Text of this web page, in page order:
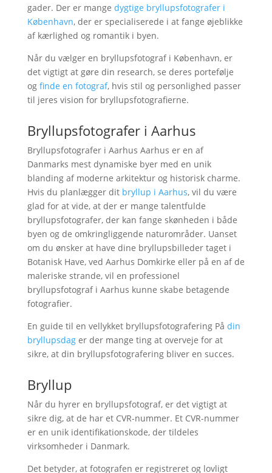
gader. Der er mange dygtige bryllupsfotografer i
København, der er specialiserede i at fange øjeblikke
af kærlighed og romantik i byen.
Når du vælger en bryllupsfotograf i København, er
det vigtigt at gøre din research, se deres portefølje
og finde en fotograf, hvis stil og personlighed passer
til jeres vision for bryllupsfotografierne.
Bryllupsfotografer i Aarhus
Bryllupsfotografer i Aarhus Aarhus er en af
Danmarks mest dynamiske byer med en unik
blanding af moderne arkitektur og historisk charme.
Hvis du planlægger dit bryllup i Aarhus, vil du være
glad for at vide, at der er mange talentfulde
bryllupsfotografer, der kan fange skønheden i både
byen og de omkringliggende naturområder. Uanset
om du ønsker at have dine bryllupsbilleder taget i
Botanisk Have, ved Aarhus Domkirke eller på en af ​​de
maleriske strande, vil en professionel
bryllupsfotograf i Aarhus kunne skabe betagende
fotografier.
En guide til en vellykket bryllupsfotografering På din
bryllupsdager der mange ting at overveje for at
sikre, at din bryllupsfotografering bliver en succes.
Bryllup
Når du hyrer en bryllupsfotograf, er det vigtigt at
sikre dig, at de har et CVR-nummer. Et CVR-nummer
er en unik identifikationskode, der tildeles
virksomheder i Danmark.
Det betyder, at fotografen er registreret og lovligt